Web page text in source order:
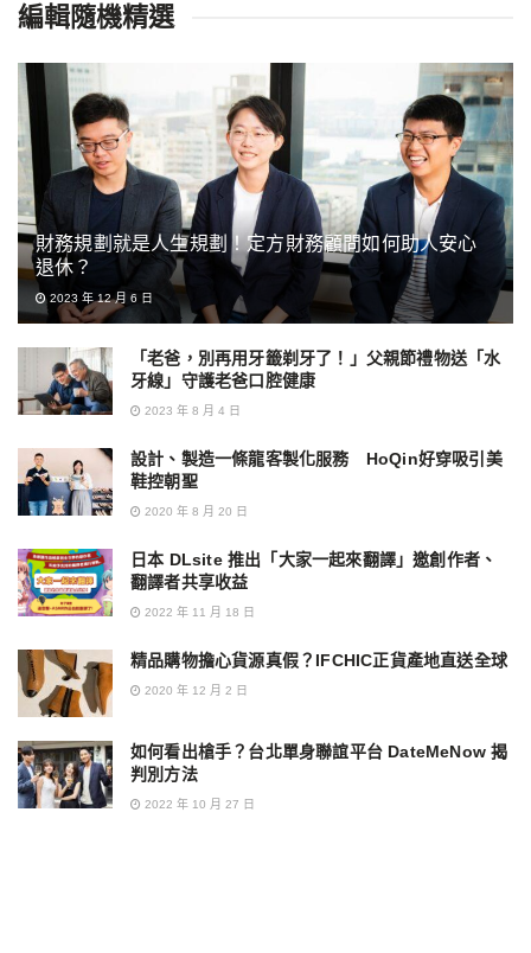
編輯隨機精選
財務規劃就是人生規劃！定方財務顧問如何助人安心
退休？
2023 年 12 月 6 日
「老爸，別再用牙籤剃牙了！」父親節禮物送「水
牙線」守護老爸口腔健康
2023 年 8 月 4 日
設計、製造一條龍客製化服務 HoQin好穿吸引美
鞋控朝聖
2020 年 8 月 20 日
日本 DLsite 推出「大家一起來翻譯」邀創作者、
翻譯者共享收益
2022 年 11 月 18 日
精品購物擔心貨源真假？IFCHIC正貨產地直送全球
2020 年 12 月 2 日
如何看出槍手？台北單身聯誼平台 DateMeNow 揭
判別方法
2022 年 10 月 27 日